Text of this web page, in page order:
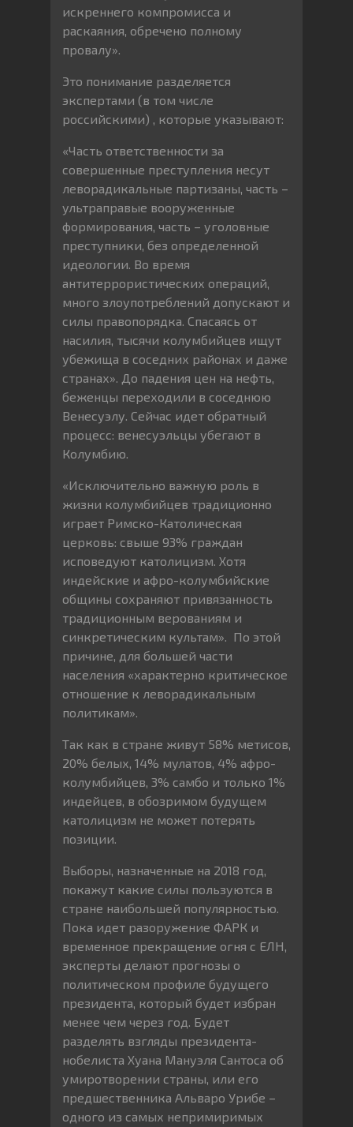
искреннего компромисса и
раскаяния, обречено полному
провалу».
Это понимание разделяется
экспертами (в том числе
российскими) , которые указывают:
«Часть ответственности за
совершенные преступления несут
леворадикальные партизаны, часть –
ультраправые вооруженные
формирования, часть – уголовные
преступники, без определенной
идеологии. Во время
антитеррористических операций,
много злоупотреблений допускают и
силы правопорядка. Спасаясь от
насилия, тысячи колумбийцев ищут
убежища в соседних районах и даже
странах». До падения цен на нефть,
беженцы переходили в соседнюю
Венесуэлу. Сейчас идет обратный
процесс: венесуэльцы убегают в
Колумбию.
«Исключительно важную роль в
жизни колумбийцев традиционно
играет Римско-Католическая
церковь: свыше 93% граждан
исповедуют католицизм. Хотя
индейские и афро-колумбийские
общины сохраняют привязанность
традиционным верованиям и
синкретическим культам». По этой
причине, для большей части
населения «характерно критическое
отношение к леворадикальным
политикам».
Так как в стране живут 58% метисов,
20% белых, 14% мулатов, 4% афро-
колумбийцев, 3% самбо и только 1%
индейцев, в обозримом будущем
католицизм не может потерять
позиции.
Выборы, назначенные на 2018 год,
покажут какие силы пользуются в
стране наибольшей популярностью.
Пока идет разоружение ФАРК и
временное прекращение огня с ЕЛН,
эксперты делают прогнозы о
политическом профиле будущего
президента, который будет избран
менее чем через год. Будет
разделять взгляды президента-
нобелиста Хуана Мануэля Сантоса об
умиротворении страны, или его
предшественника Альваро Урибе –
одного из самых непримиримых